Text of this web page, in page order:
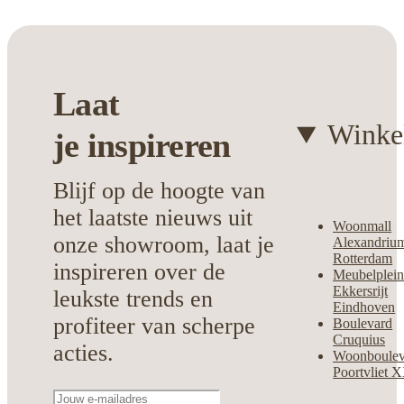
geheel behoudt.
Rustieke charme voor een gezellige
sfeer
Onderhoudsvriendelijk en slijtvast
Breng harmonie in huis met deze
veelzijdige wandkast, exclusief
verkrijgbaar bijBouman & Potter
Laat
je inspireren
Blijf op de hoogte van
het laatste nieuws uit
onze showroom, laat je
inspireren over de
leukste trends en
profiteer van scherpe
acties.
Woonmall
Rotterdam
Meubelplein
Ekkersrijt
Eindhoven
Boulevard
Cruquius
Poortvliet